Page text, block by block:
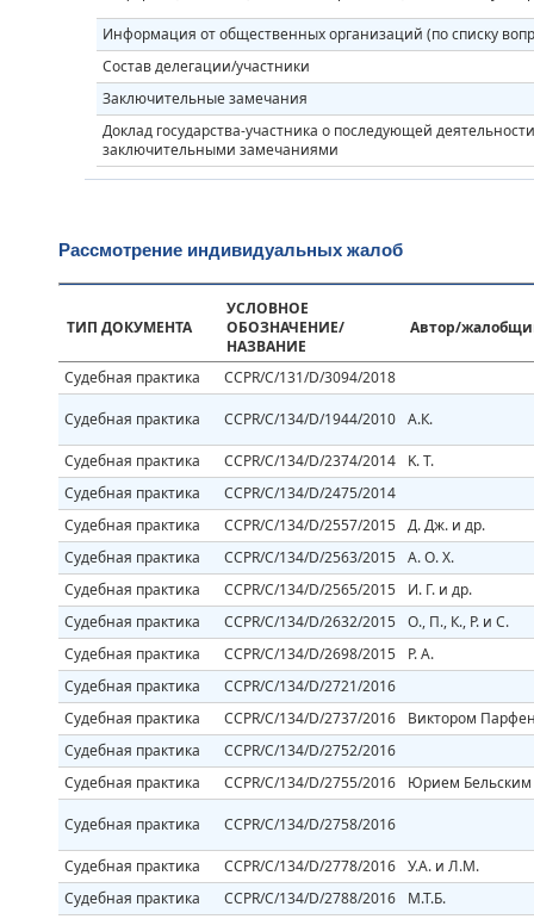
Информация от общественных организаций (по списку
Состав делегации/участники
Заключительные замечания
Доклад государства-участника о последующей
заключительными замечаниями
Рассмотрение индивидуальных жалоб
ТИП ДОКУМЕНТА
УСЛОВНОЕ
ОБОЗНАЧЕНИЕ/
НАЗВАНИЕ
Автор/
Судебная практика CCPR/C/131/D/3094/2018
Судебная практика CCPR/C/134/D/1944/2010 А.К.
Судебная практика CCPR/C/134/D/2374/2014
K. T.
Судебная практика
CCPR/C/134/D/2475/2014
Судебная практика
CCPR/C/134/D/2557/2015 Д. Дж. и др.
Судебная практика
CCPR/C/134/D/2563/2015 A. O. Х.
Судебная практика
CCPR/C/134/D/2565/2015
И. Г. и др.
Судебная практика
CCPR/C/134/D/2632/2015 O., П., К., Р. и С.
Судебная практика
CCPR/C/134/D/2698/2015
Р. А.
Судебная практика
CCPR/C/134/D/2721/2016
Судебная практика
CCPR/C/134/D/2737/2016
Виктором
Судебная практика
CCPR/C/134/D/2752/2016
Судебная практика
CCPR/C/134/D/2755/2016 Юрием Бельским
Судебная практика CCPR/C/134/D/2758/2016
Судебная практика CCPR/C/134/D/2778/2016 У.А. и Л.M.
Судебная практика
CCPR/C/134/D/2788/2016
M.T.Б.